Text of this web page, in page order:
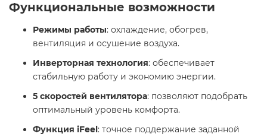
Функциональные возможности
Режимы работы: охлаждение, обогрев,
вентиляция и осушение воздуха.​
Инверторная технология: обеспечивает
стабильную работу и экономию энергии.​
5 скоростей вентилятора: позволяют подобрать
оптимальный уровень комфорта.​
Функция iFeel: точное поддержание заданной